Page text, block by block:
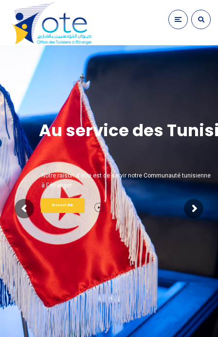
Notre raison d'être est de servir notre Communauté tunisienne
à l'étranger
En savoir plus
Au service des